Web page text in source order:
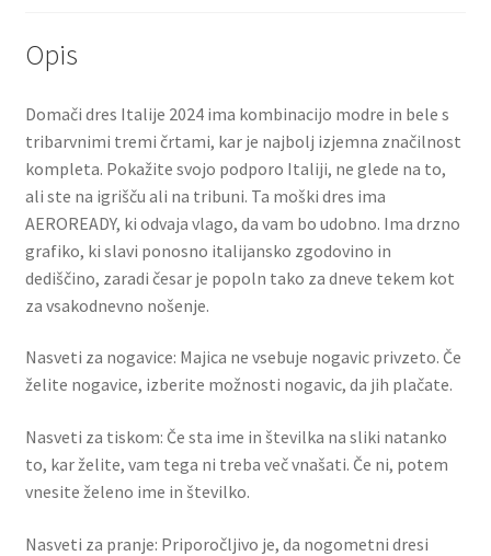
Opis
Domači dres Italije 2024 ima kombinacijo modre in bele s
tribarvnimi tremi črtami, kar je najbolj izjemna značilnost
kompleta. Pokažite svojo podporo Italiji, ne glede na to,
ali ste na igrišču ali na tribuni. Ta moški dres ima
AEROREADY, ki odvaja vlago, da vam bo udobno. Ima drzno
grafiko, ki slavi ponosno italijansko zgodovino in
dediščino, zaradi česar je popoln tako za dneve tekem kot
za vsakodnevno nošenje.
Nasveti za nogavice: Majica ne vsebuje nogavic privzeto. Če
želite nogavice, izberite možnosti nogavic, da jih plačate.
Nasveti za tiskom: Če sta ime in številka na sliki natanko
to, kar želite, vam tega ni treba več vnašati. Če ni, potem
vnesite želeno ime in številko.
Nasveti za pranje: Priporočljivo je, da nogometni dresi